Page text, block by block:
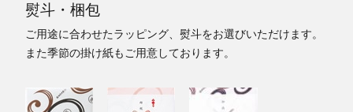
熨斗・梱包
ご用途に合わせたラッピング、熨斗をお選びいただけます。
また季節の掛け紙もご用意しております。